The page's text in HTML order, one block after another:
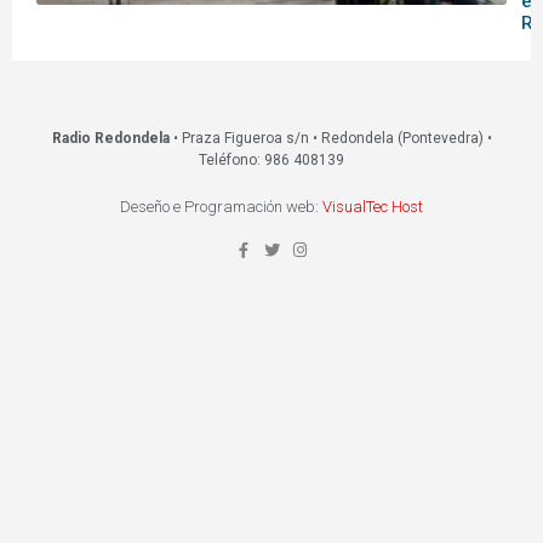
Radio Redondela• Praza Figueroa s/n • Redondela (Pontevedra) •
Teléfono: 986 408139
Deseño e Programación web: VisualTec Host